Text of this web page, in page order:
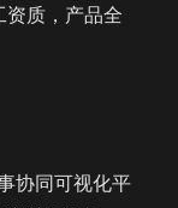
质，产品全
协同可视化平